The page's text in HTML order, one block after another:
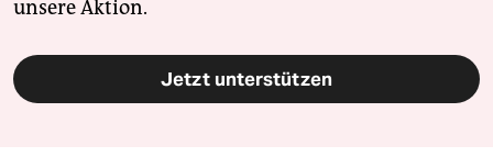
unsere Aktion.
Jetzt unterstützen